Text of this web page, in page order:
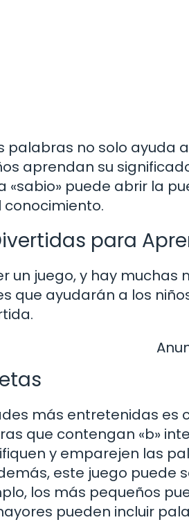
palabras no solo ayuda
aprendan su
«sabio» puede abrir la
para
un juego, y hay
que ayudarán a los
más entretenidas es
que contengan «b»
y emparejen las
este juego puede
los más pequeños
pueden incluir